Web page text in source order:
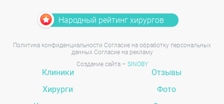
Народный рейтинг хирургов
Политика конфиденциальности Согласие на обработку персональных
данных Согласие на рекламу
Создание сайта – SINOBY
Клиники
Хирурги
Отзывы
Фото